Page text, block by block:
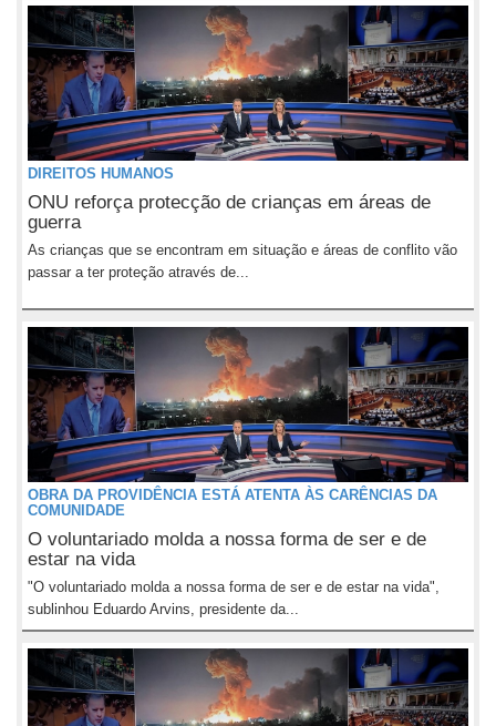
DIREITOS HUMANOS
ONU reforça protecção de crianças em áreas de
guerra
As crianças que se encontram em situação e áreas de conflito vão
passar a ter proteção através de...
OBRA DA PROVIDÊNCIA ESTÁ ATENTA ÀS CARÊNCIAS DA
COMUNIDADE
O voluntariado molda a nossa forma de ser e de
estar na vida
"O voluntariado molda a nossa forma de ser e de estar na vida",
sublinhou Eduardo Arvins, presidente da...